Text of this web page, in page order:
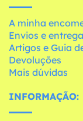
A minha
Envios e
Artigos e Guia
Devoluções
Mais dúvidas
INFORMAÇÃO: